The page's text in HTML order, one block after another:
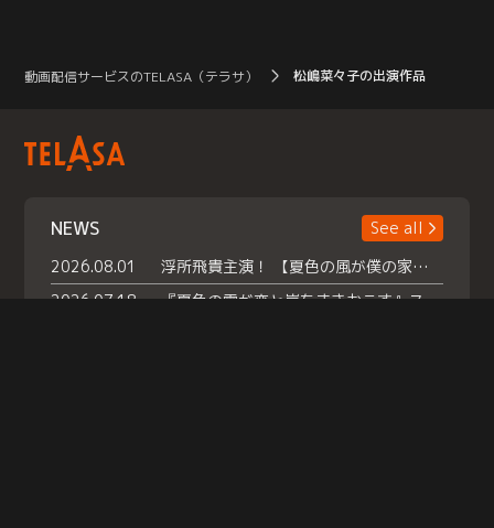
動画配信サービスのTELASA（テラサ） 松嶋菜々子の出演作品
NEWS
See all
2026.08.01
浮所飛貴主演！ 【夏色の風が僕の家にやってきた】 本日よりテラサで独占配信スタート！
2026.07.18
『夏色の雲が恋と嵐をまきおこす』スペシャルメイキング 【Part1】2026年７月18日（土）23時30分～配信スタート！話題のシーンの裏側を大公開！豪華キャスト大集合！ 『武宮家 真夏の家族会議』開催！